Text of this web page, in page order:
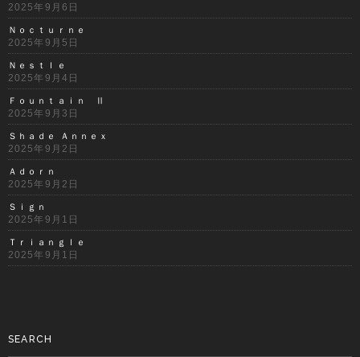
2025年9月6日
Ｎｏｃｔｕｒｎｅ
2025年9月5日
Ｎｅｓｔｌｅ
2025年9月4日
Ｆｏｕｎｔａｉｎ Ⅱ
2025年9月3日
Ｓｈａｄｅ Ａｎｎｅｘ
2025年9月2日
Ａｄｏｒｎ
2025年9月2日
Ｓｉｇｎ
2025年9月1日
Ｔｒｉａｎｇｌｅ
2025年9月1日
SEARCH